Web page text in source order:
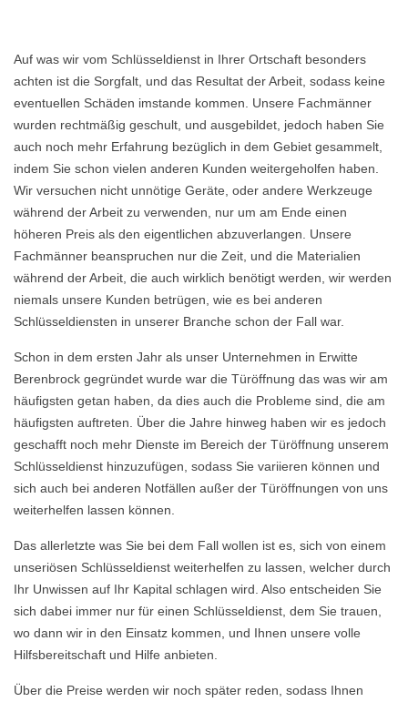
Auf was wir vom Schlüsseldienst in Ihrer Ortschaft besonders
achten ist die Sorgfalt, und das Resultat der Arbeit, sodass keine
eventuellen Schäden imstande kommen. Unsere Fachmänner
wurden rechtmäßig geschult, und ausgebildet, jedoch haben Sie
auch noch mehr Erfahrung bezüglich in dem Gebiet gesammelt,
indem Sie schon vielen anderen Kunden weitergeholfen haben.
Wir versuchen nicht unnötige Geräte, oder andere Werkzeuge
während der Arbeit zu verwenden, nur um am Ende einen
höheren Preis als den eigentlichen abzuverlangen. Unsere
Fachmänner beanspruchen nur die Zeit, und die Materialien
während der Arbeit, die auch wirklich benötigt werden, wir werden
niemals unsere Kunden betrügen, wie es bei anderen
Schlüsseldiensten in unserer Branche schon der Fall war.
Schon in dem ersten Jahr als unser Unternehmen in Erwitte
Berenbrock gegründet wurde war die Türöffnung das was wir am
häufigsten getan haben, da dies auch die Probleme sind, die am
häufigsten auftreten. Über die Jahre hinweg haben wir es jedoch
geschafft noch mehr Dienste im Bereich der Türöffnung unserem
Schlüsseldienst hinzuzufügen, sodass Sie variieren können und
sich auch bei anderen Notfällen außer der Türöffnungen von uns
weiterhelfen lassen können.
Das allerletzte was Sie bei dem Fall wollen ist es, sich von einem
unseriösen Schlüsseldienst weiterhelfen zu lassen, welcher durch
Ihr Unwissen auf Ihr Kapital schlagen wird. Also entscheiden Sie
sich dabei immer nur für einen Schlüsseldienst, dem Sie trauen,
wo dann wir in den Einsatz kommen, und Ihnen unsere volle
Hilfsbereitschaft und Hilfe anbieten.
Über die Preise werden wir noch später reden, sodass Ihnen